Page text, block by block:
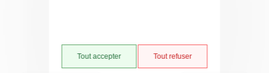
Tout accepter Tout refuser
Retour à la liste